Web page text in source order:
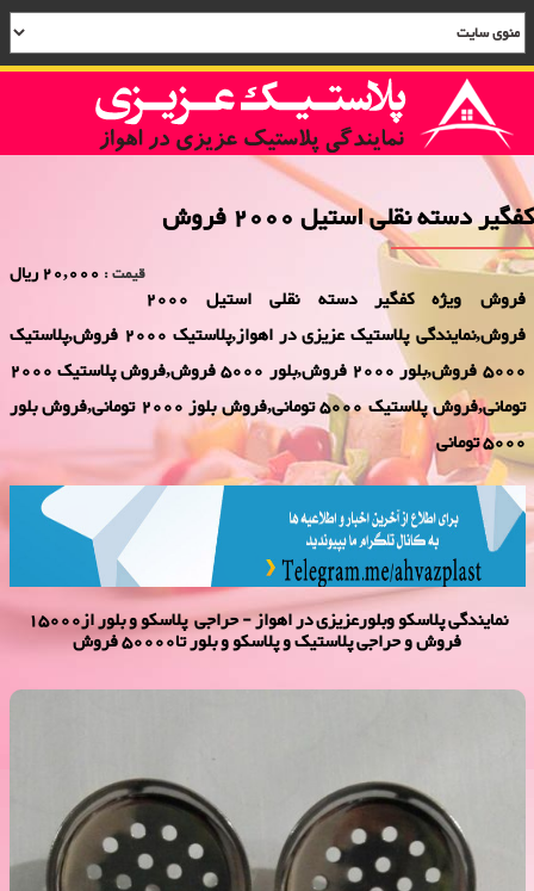
کفگیر دسته نقلی استیل 2000 فروش
قیمت : 20,000 ریال
فروش ویژه کفگیر دسته نقلی استیل 2000
فروش,نمایندگی پلاستیک عزیزی در اهواز,پلاستیک 2000 فروش,پلاستیک
5000 فروش,بلور 2000 فروش,بلور 5000 فروش,فروش پلاستیک 2000
تومانی,فروش پلاستیک 5000 تومانی,فروش بلوز 2000 تومانی,فروش بلور
5000 تومانی
نمایندگی پلاسكو وبلورعزیزی در اهواز - حراجی پلاسکو و بلور از15000
فروش و حراجی پلاستیک و پلاسکو و بلور تا50000 فروش